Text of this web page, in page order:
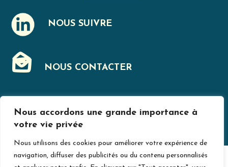
Nous accordons une grande importance à
votre vie privée
Nous utilisons des cookies pour améliorer votre expérience de
navigation, diffuser des publicités ou du contenu personnalisés
NOUS SUIVRE
J NOUS CONTACTER
FMENTIONS LÉGALES
© Jurislogement 2024